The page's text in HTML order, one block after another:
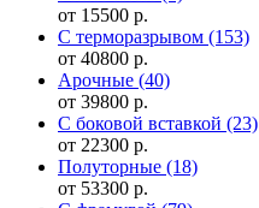
от 15500 р.
С терморазрывом (153)
от 40800 р.
Арочные (40)
от 39800 р.
С боковой вставкой (23)
от 22300 р.
Полуторные (18)
от 53300 р.